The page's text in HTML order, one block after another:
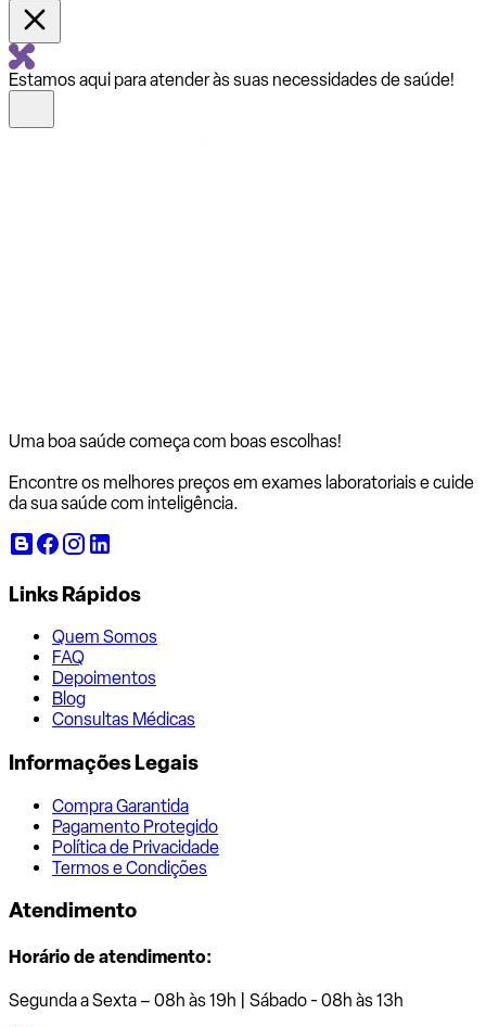
Estamos aqui para atender às suas necessidades de saúde!
Uma boa saúde começa com boas escolhas!
Encontre os melhores preços em exames laboratoriais e cuide
da sua saúde com inteligência.
Links Rápidos
Quem Somos
FAQ
Depoimentos
Blog
Consultas Médicas
Informações Legais
Compra Garantida
Pagamento Protegido
Política de Privacidade
Termos e Condições
Atendimento
Horário de atendimento:
Segunda a Sexta – 08h às 19h | Sábado - 08h às 13h